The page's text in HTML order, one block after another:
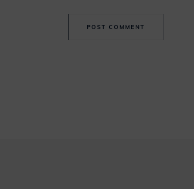
POST COMMENT